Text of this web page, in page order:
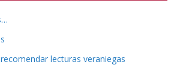
recomendar lecturas veraniegas